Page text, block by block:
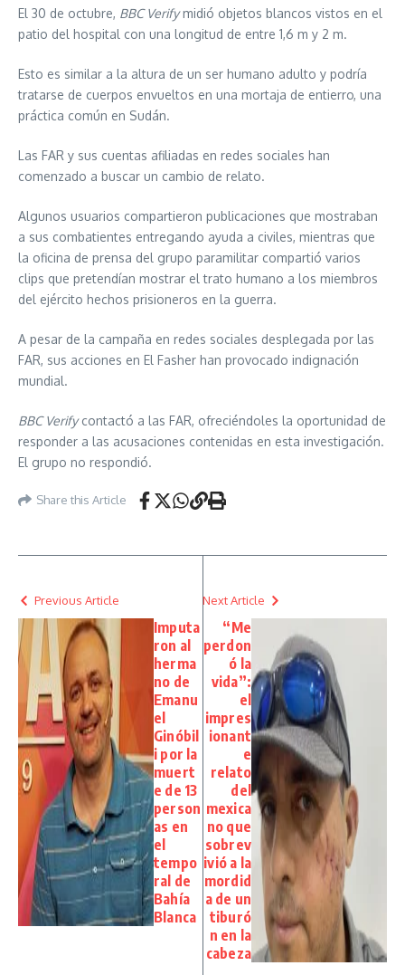
El 30 de octubre, BBC Verifymidió objetos blancos vistos en el
patio del hospital con una longitud de entre 1,6 m y 2 m.
Esto es similar a la altura de un ser humano adulto y podría
tratarse de cuerpos envueltos en una mortaja de entierro, una
práctica común en Sudán.
Las FAR y sus cuentas afiliadas en redes sociales han
comenzado a buscar un cambio de relato.
Algunos usuarios compartieron publicaciones que mostraban
a sus combatientes entregando ayuda a civiles, mientras que
la oficina de prensa del grupo paramilitar compartió varios
clips que pretendían mostrar el trato humano a los miembros
del ejército hechos prisioneros en la guerra.
A pesar de la campaña en redes sociales desplegada por las
FAR, sus acciones en El Fasher han provocado indignación
mundial.
BBC Verifycontactó a las FAR, ofreciéndoles la oportunidad de
responder a las acusaciones contenidas en esta investigación.
El grupo no respondió.
Share this Article
Previous Article
Imputa
ron al
herma
no de
Emanu
el
Ginóbil
i por la
muert
e de 13
person
as en
el
tempo
ral de
Bahía
Blanca
Next Article
“Me
perdon
ó la
vida”:
el
impres
ionant
e
relato
del
mexica
no que
sobrev
ivió a la
mordid
a de un
tiburó
n en la
cabeza